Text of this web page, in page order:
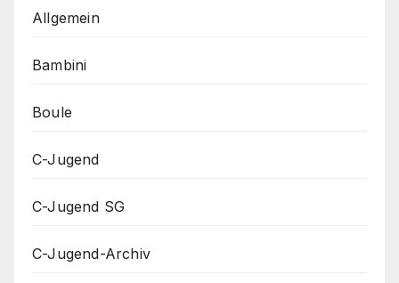
Allgemein
Bambini
Boule
C-Jugend
C-Jugend SG
C-Jugend-Archiv